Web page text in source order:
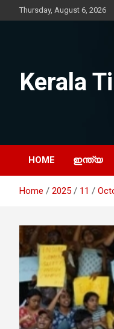
to
Thursday, August 6, 2026
Kerala
HOME ഇന്ത്യ
Home 2025 11